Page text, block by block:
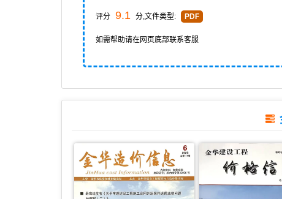
评分 9.1 分,文件类型: PDF
如需帮助请在网页底部联系客服